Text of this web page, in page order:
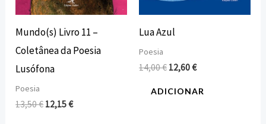
Mundo(s) Livro 11 –
Coletânea da Poesia
Lusófona
Poesia
13,50€ 12,15€
Lua Azul
Poesia
14,00€ 12,60€
ADICIONAR